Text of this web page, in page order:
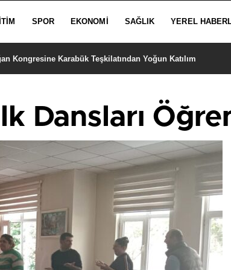
SPOR EKONOMI SAĞLIK YEREL
Kongresine Karabük Teşkilatından Yoğun Katılım
Dansları